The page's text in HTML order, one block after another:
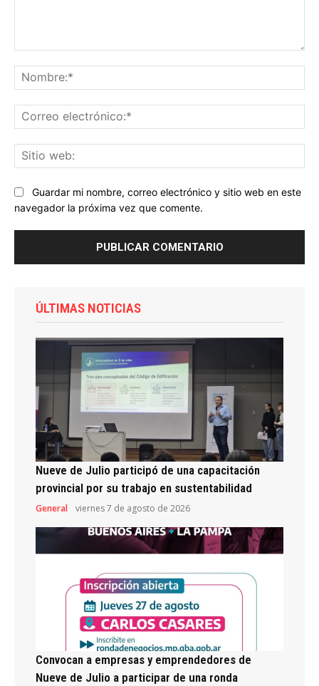
Guardar mi nombre, correo electrónico y sitio web en este
navegador la próxima vez que comente.
ÚLTIMAS NOTICIAS
Nueve de Julio participó de una capacitación
provincial por su trabajo en sustentabilidad
General viernes 7 de agosto de 2026
Convocan a empresas y emprendedores de
Nueve de Julio a participar de una ronda